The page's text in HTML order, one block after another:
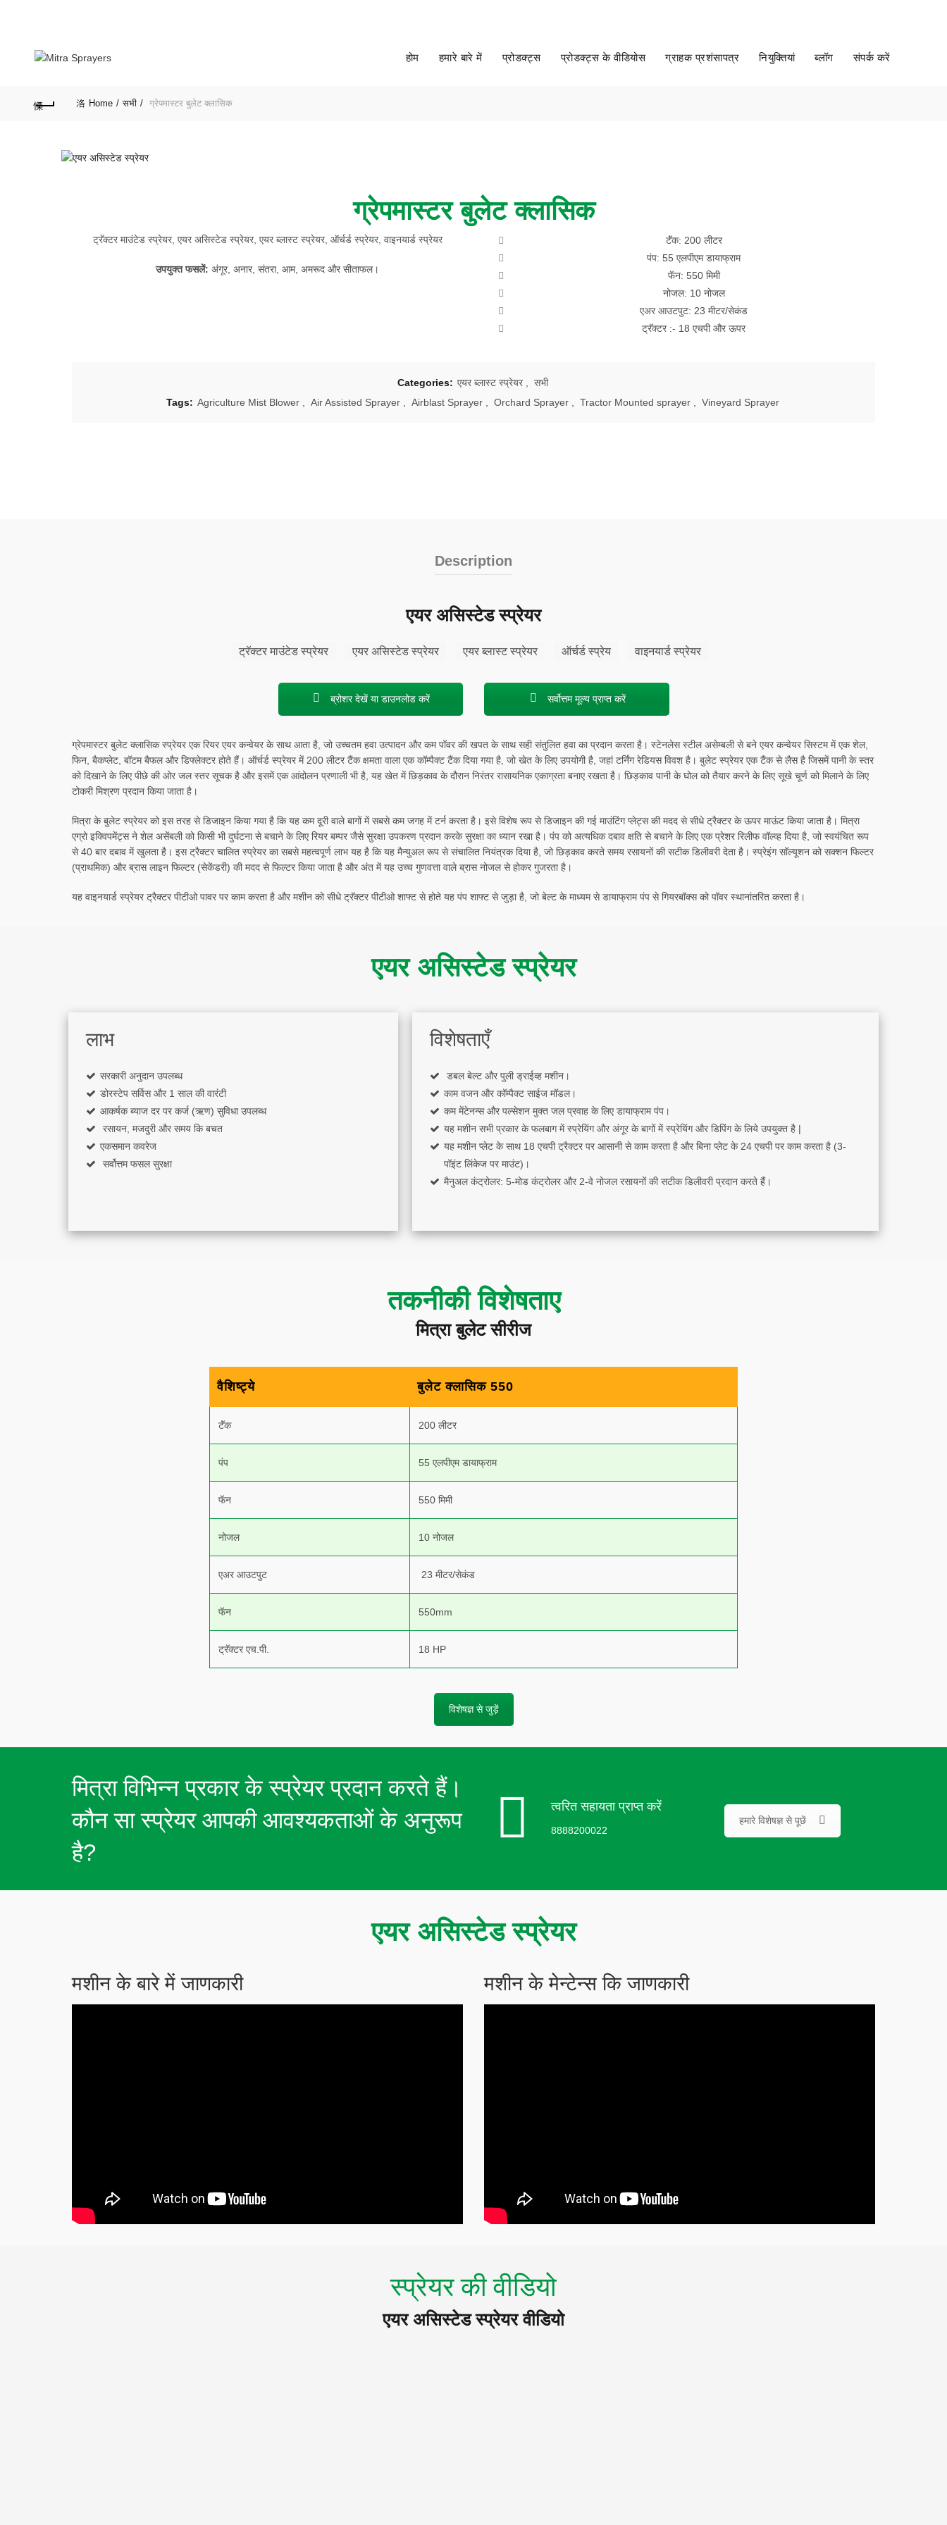
होम हमारे बारे में प्रोडक्ट्स प्रोडक्ट्स के वीडियोस ग्राहक प्रशंसापत्र नियुक्तियां ब्लॉग संपर्क करें
Home सभी ग्रेपमास्टर बुलेट क्लासिक
ग्रेपमास्टर बुलेट क्लासिक
ट्रॅक्टर माउंटेड स्प्रेयर, एयर असिस्टेड स्प्रेयर, एयर ब्लास्ट स्प्रेयर, ऑर्चर्ड स्प्रेयर, वाइनयार्ड स्प्रेयर
उपयुक्त फसलें: अंगूर, अनार, संतरा, आम, अमरूद और सीताफल।
टॅंक: 200 लीटर
पंप: 55 एलपीएम डायाफ्राम
फॅन: 550 मिमी
नोजल: 10 नोजल
एअर आउटपुट: 23 मीटर/सेकंड
ट्रॅक्टर :- 18 एचपी और ऊपर
Categories: एयर ब्लास्ट स्प्रेयर , सभी
Tags: Agriculture Mist Blower , Air Assisted Sprayer , Airblast Sprayer , Orchard Sprayer , Tractor Mounted sprayer , Vineyard Sprayer
Description
एयर असिस्टेड स्प्रेयर
ट्रॅक्टर माउंटेड स्प्रेयर एयर असिस्टेड स्प्रेयर एयर ब्लास्ट स्प्रेयर ऑर्चर्ड स्प्रेय वाइनयार्ड स्प्रेयर
ब्रोशर देखें या डाउनलोड करें सर्वोत्तम मूल्य प्राप्त करें
ग्रेपमास्टर बुलेट क्लासिक स्प्रेयर एक रियर एयर कन्वेयर के साथ आता है, जो उच्चतम हवा उत्पादन और कम पॉवर की खपत के साथ सही संतुलित हवा का प्रदान करता है। स्टेनलेस स्टील असेम्बली से बने एयर कन्वेयर सिस्टम में एक शेल,
फिन, बैकप्लेट, बॉटम बैफल और डिफ्लेक्टर होते हैं। ऑर्चर्ड स्प्रेयर में 200 लीटर टैंक क्षमता वाला एक कॉम्पैक्ट टैंक दिया गया है, जो खेत के लिए उपयोगी है, जहां टर्निंग रेडियस विवश है। बुलेट स्प्रेयर एक टैंक से लैस है जिसमें पानी के स्तर
को दिखाने के लिए पीछे की ओर जल स्तर सूचक है और इसमें एक आंदोलन प्रणाली भी है, यह खेत में छिड़काव के दौरान निरंतर रासायनिक एकाग्रता बनाए रखता है। छिड़काव पानी के घोल को तैयार करने के लिए सूखे चूर्ण को मिलाने के लिए
टोकरी मिश्रण प्रदान किया जाता है।
मित्रा के बुलेट स्प्रेयर को इस तरह से डिजाइन किया गया है कि यह कम दूरी वाले बागों में सबसे कम जगह में टर्न करता है। इसे विशेष रूप से डिजाइन की गई माउंटिंग प्लेट्स की मदद से सीधे ट्रैक्टर के ऊपर माऊंट किया जाता है। मित्रा
एग्रो इक्विपमेंट्स ने शेल असेंबली को किसी भी दुर्घटना से बचाने के लिए रियर बम्पर जैसे सुरक्षा उपकरण प्रदान करके सुरक्षा का ध्यान रखा है। पंप को अत्यधिक दबाव क्षति से बचाने के लिए एक प्रेशर रिलीफ वॉल्व्ह दिया है, जो स्वयंचित रूप
से 40 बार दबाव में खुलता है। इस ट्रैक्टर चालित स्प्रेयर का सबसे महत्वपूर्ण लाभ यह है कि यह मैन्युअल रूप से संचालित नियंत्रक दिया है, जो छिड़काव करते समय रसायनों की सटीक डिलीवरी देता है। स्प्रेइंग सॉल्यूशन को सक्शन फिल्टर
(प्राथमिक) और ब्रास लाइन फिल्टर (सेकेंडरी) की मदद से फिल्टर किया जाता है और अंत में यह उच्च गुणवत्ता वाले ब्रास नोजल से होकर गुजरता है।
यह वाइनयार्ड स्प्रेयर ट्रैक्टर पीटीओ पावर पर काम करता है और मशीन को सीधे ट्रॅक्टर पीटीओ शाफ्ट से होते यह पंप शाफ्ट से जुड़ा है, जो बेल्ट के माध्यम से डायाफ्राम पंप से गियरबॉक्स को पॉवर स्थानांतरित करता है।
एयर असिस्टेड स्प्रेयर
लाभ
सरकारी अनुदान उपलब्ध
डोरस्टेप सर्विस और 1 साल की वारंटी
आकर्षक ब्याज दर पर कर्ज (ऋण) सुविधा उपलब्ध
रसायन, मजदुरी और समय कि बचत
एकसमान कवरेज
सर्वोत्तम फसल सुरक्षा
विशेषताएँ
डबल बेल्ट और पुली ड्राईव्ह मशीन।
काम वजन और कॉम्पैक्ट साईज मॉडल।
कम मेंटेनन्स और पल्सेशन मुक्त जल प्रवाह के लिए डायाफ्राम पंप।
यह मशीन सभी प्रकार के फलबाग में स्प्रेयिंग और अंगूर के बागों में स्प्रेयिंग और डिपिंग के लिये उपयुक्त है |
यह मशीन प्लेट के साथ 18 एचपी ट्रैक्टर पर आसानी से काम करता है और बिना प्लेट के 24 एचपी पर काम करता है (3-
पॉइंट लिंकेज पर माउंट)।
मैनुअल कंट्रोलर: 5-मोड कंट्रोलर और 2-वे नोजल रसायनों की सटीक डिलीवरी प्रदान करते हैं।
तकनीकी विशेषताए
मित्रा बुलेट सीरीज
वैशिष्ट्ये बुलेट क्लासिक 550
टॅंक 200 लीटर
पंप 55 एलपीएम डायाफ्राम
फॅन 550 मिमी
नोजल 10 नोजल
एअर आउटपुट 23 मीटर/सेकंड
फॅन 550mm
ट्रॅक्टर एच.पी. 18 HP
विशेषज्ञ से जुड़ें
मित्रा विभिन्न प्रकार के स्प्रेयर प्रदान करते हैं।
कौन सा स्प्रेयर आपकी आवश्यकताओं के अनुरूप
है?
त्वरित सहायता प्राप्त करें
8888200022
हमारे विशेषज्ञ से पूछें
एयर असिस्टेड स्प्रेयर
मशीन के बारे में जाणकारी मशीन के मेन्टेन्स कि जाणकारी
स्प्रेयर की वीडियो
एयर असिस्टेड स्प्रेयर वीडियो